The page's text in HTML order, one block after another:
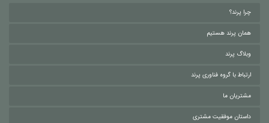
چرا پرند؟
همان پرند هستیم
وبلاگ پرند
ارتباط با گروه فناوری پرند
مشتریان ما
داستان موفقیت مشتری